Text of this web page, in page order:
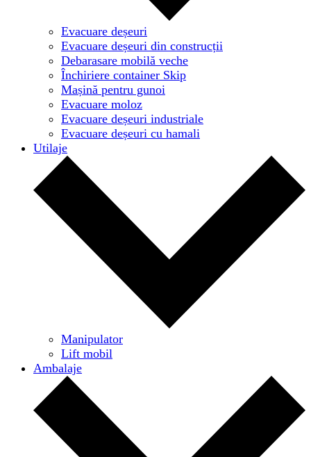
Evacuare deșeuri
Evacuare deșeuri din construcții
Debarasare mobilă veche
Închiriere container Skip
Mașină pentru gunoi
Evacuare moloz
Evacuare deșeuri industriale
Evacuare deșeuri cu hamali
Utilaje
Manipulator
Lift mobil
Ambalaje